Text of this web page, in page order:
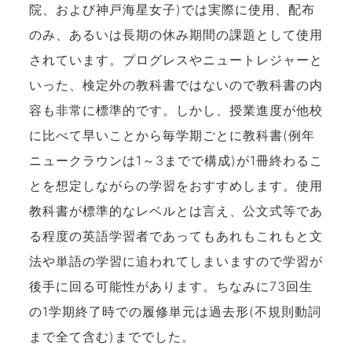
院、および神戸海星女子)では実際に使用、配布
のみ、あるいは長期の休み期間の課題として使用
されています。プログレスやニュートレジャーと
いった、検定外の教科書ではないので教科書の内
容も非常に標準的です。しかし、授業進度が他校
に比べて早いことから毎学期ごとに教科書(例年
ニュークラウンは1～3までで構成)が1冊終わるこ
とを想定しながらの学習をおすすめします。使用
教科書が標準的なレベルとは言え、公文式等であ
る程度の英語学習者であってもあれもこれもと文
法や単語の学習に追われてしまいますので学習が
後手に回る可能性があります。ちなみに73回生
の1学期終了時での履修単元は過去形(不規則動詞
まで全て含む)まででした。